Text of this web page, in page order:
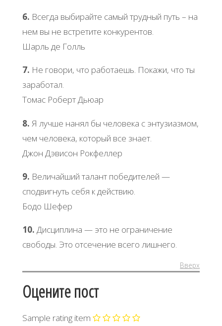
6. Всегда выбирайте самый трудный путь – на
нем вы не встретите конкурентов.
Шарль де Голль
7. Не говори, что работаешь. Покажи, что ты
заработал.
Томас Роберт Дьюар
8. Я лучше нанял бы человека с энтузиазмом,
чем человека, который все знает.
Джон Дэвисон Рокфеллер
9. Величайший талант победителей —
сподвигнуть себя к действию.
Бодо Шефер
10. Дисциплина — это не ограничение
свободы. Это отсечение всего лишнего.
Вверх
Оцените пост
Sample rating item